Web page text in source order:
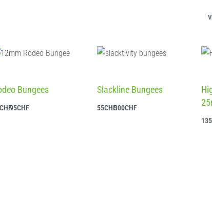
Bungees
CHF95CHF
Slackline Bungees
55CHF300CHF
135